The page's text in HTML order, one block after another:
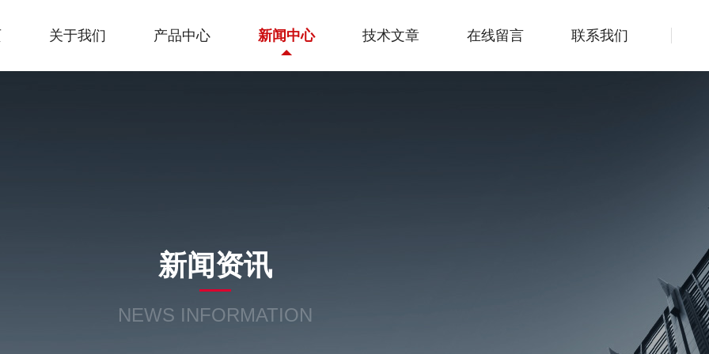
关于我们 产品中心 新闻中心 技术文章 在线留言 联系我们
新闻资讯
NEWS INFORMATION